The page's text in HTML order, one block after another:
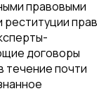
правовыми
прав
договоры
течение почти